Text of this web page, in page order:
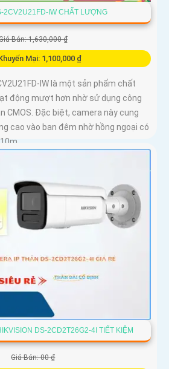
2CV2U21FD-IW CHẤT LƯỢNG
Bán: 1,630,000 ₫
Mại: 1,100,000 ₫
IW là một sản phẩm chất
động mượt hơn nhờ sử dụng công
CMOS. Đặc biệt, camera này cung
cao vào ban đêm nhờ hồng ngoại có
DS-2CD2T26G2-4I TIẾT KIỆM
Giá Bán: 00 ₫